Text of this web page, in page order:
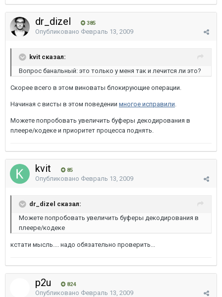
dr_dizel 385
Опубликовано Февраль 13, 2009
kvit сказал:
Вопрос банальный: это только у меня так и лечится ли это?
Скорее всего в этом виноваты блокирующие операции.
Начиная с висты в этом поведении многое исправили.
Можете попробовать увеличить буферы декодирования в
плеере/кодеке и приоритет процесса поднять.
kvit 85
Опубликовано Февраль 13, 2009
dr_dizel сказал:
Можете попробовать увеличить буферы декодирования в
плеере/кодеке
кстати мысль.... надо обязательно проверить...
p2u 824
Опубликовано Февраль 13, 2009